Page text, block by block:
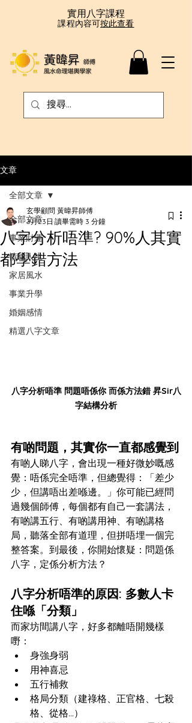
實用八字課程
課程內容可按此查看
文章
全部文章
事業財運
情緒人生
家居風水
事業升學
婚姻感情
精選八字文章
全部文章
八字分析唔準? 90%人其實
都學錯方法
玄學顧問 黃暐昇師傅
3月23日 讀畢需時 3 分鐘
八字分析唔準 問題唔係你 而係方法錯 昇Sir八
字結構分析
有啲問題，其實你一直都感覺到
有啲人睇八字，會出現一種好微妙嘅感
覺：唔係完全唔準，但總覺得：「差少
少，但講唔出差喺邊。」你可能已經問
過幾個師傅，每個都有自己一套講法，
有啲講五行、有啲講用神、有啲講格
局，聽落全部有道理，但拼唔埋一個完
整答案。到最後，你開始懷疑：問題係
八字，定係分析方法？
八字分析唔準的原因: 多數人卡
住喺「分類」
而家坊間講八字，好多都離唔開幾樣
嘢：
身強身弱
用神喜忌
五行補救
格局分類（建祿格、正官格、七殺
格、從格…）